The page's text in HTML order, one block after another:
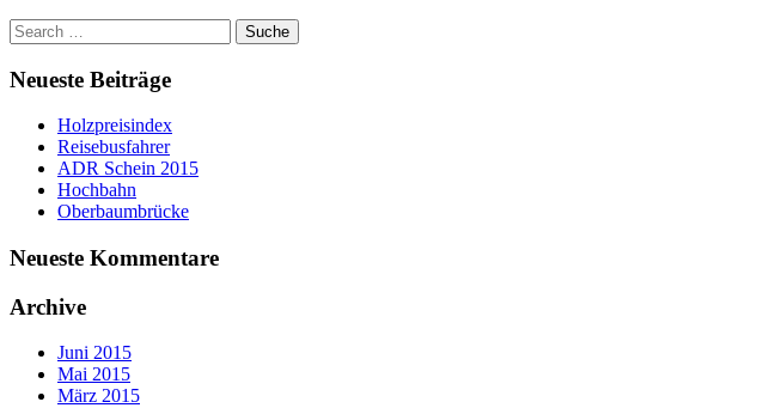
Neueste Beiträge
Holzpreisindex
Reisebusfahrer
ADR Schein 2015
Hochbahn
Oberbaumbrücke
Neueste Kommentare
Archive
Juni 2015
Mai 2015
März 2015